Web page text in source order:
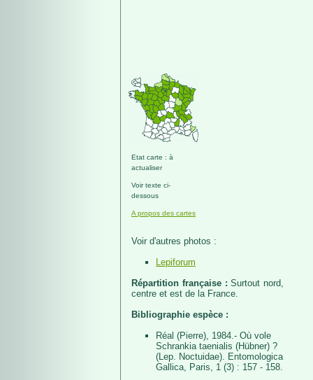
Etat carte : à
actualiser
Voir texte ci-
dessous
A propos des cartes
Voir d'autres photos :
Lepiforum
Répartition française :Surtout nord,
centre et est de la France.
Bibliographie espèce :
Réal (Pierre), 1984.- Où vole
Schrankia taenialis (Hübner) ?
(Lep. Noctuidae). Entomologica
Gallica, Paris, 1 (3) : 157 - 158.